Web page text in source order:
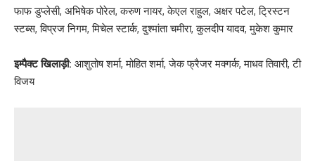
फाफ डुप्लेसी, अभिषेक पोरेल, करुण नायर, केएल राहुल, अक्षर पटेल, ट्रिस्टन
स्टब्स, विप्रज निगम, मिचेल स्टार्क, दुश्मांता चमीरा, कुलदीप यादव, मुकेश कुमार
इम्पैक्ट खिलाड़ी: आशुतोष शर्मा, मोहित शर्मा, जेक फ्रैजर मक्गर्क, माधव तिवारी, टी
विजय